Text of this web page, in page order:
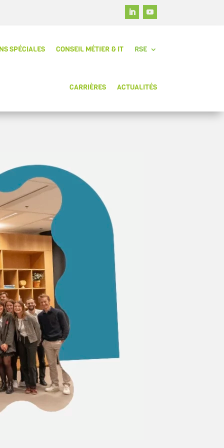
SPÉCIALES CONSEIL MÉTIER & IT RSE
CARRIÈRES ACTUALITÉS